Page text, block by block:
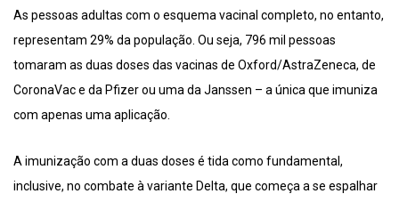
As pessoas adultas com o esquema vacinal completo, no entanto,
representam 29% da população. Ou seja, 796 mil pessoas
tomaram as duas doses das vacinas de Oxford/AstraZeneca, de
CoronaVac e da Pfizer ou uma da Janssen – a única que imuniza
com apenas uma aplicação.
A imunização com a duas doses é tida como fundamental,
inclusive, no combate à variante Delta, que começa a se espalhar